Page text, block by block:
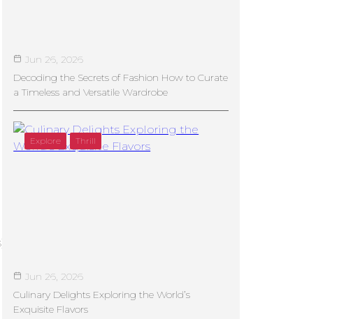
Jun 26, 2026
Decoding the Secrets of Fashion How to Curate
a Timeless and Versatile Wardrobe
Explore Thrill
Jun 26, 2026
Culinary Delights Exploring the World’s
Exquisite Flavors